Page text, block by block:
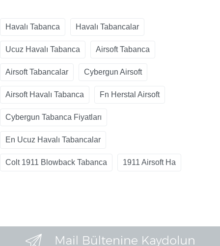
Havalı Tabanca Havalı Tabancalar
Ucuz Havalı Tabanca Airsoft Tabanca
Airsoft Tabancalar Cybergun Airsoft
Airsoft Havalı Tabanca Fn Herstal Airsoft
Cybergun Tabanca Fiyatları
En Ucuz Havalı Tabancalar
Colt 1911 Blowback Tabanca 1911 Airsoft Ha